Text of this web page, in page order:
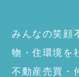
みんなの笑顔
物・住環境を
不動産売買・